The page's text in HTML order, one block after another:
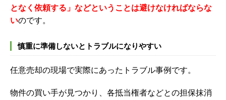
となく依頼する」などということは避けなければならな
いのです。
慎重に準備しないとトラブルになりやすい
任意売却の現場で実際にあったトラブル事例です。
物件の買い手が見つかり、各抵当権者などとの担保抹消